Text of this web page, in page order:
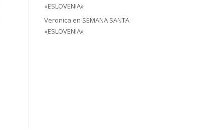
«ESLOVENIA»
Veronica en SEMANA SANTA
«ESLOVENIA»